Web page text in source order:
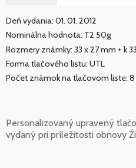
Deň vydania: 01. 01. 2012
Nominálna hodnota: T2 50g
Rozmery známky: 33 x 27 mm + k
Forma tlačového listu: UTL
Počet známok na tlačovom liste: 8
Personalizovaný upravený
vydaný pri príležitosti obnovy